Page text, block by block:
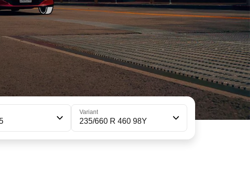
Variant
235/660 R 460 98Y